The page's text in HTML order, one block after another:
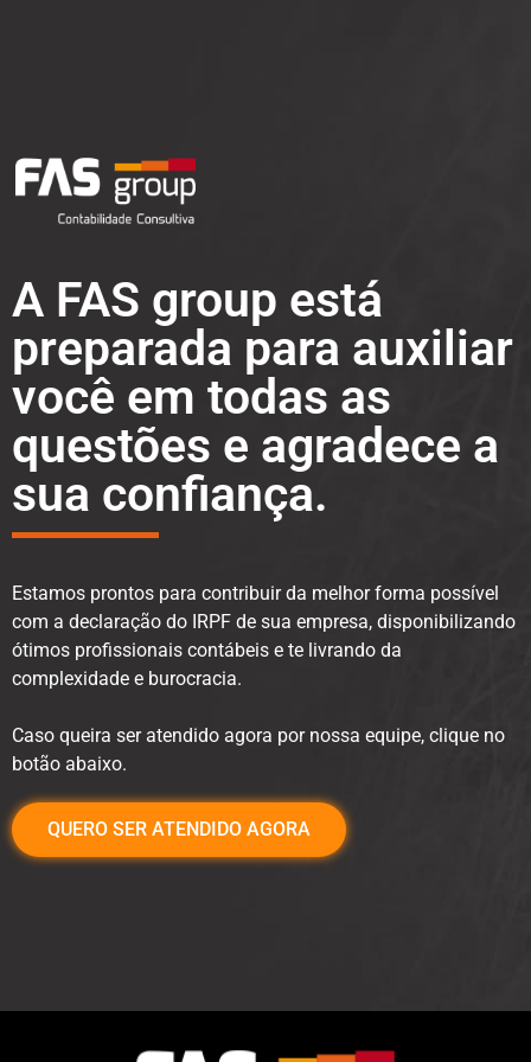
A FAS group está
preparada para auxiliar
você em todas as
questões e agradece a
sua confiança.
Estamos prontos para contribuir da melhor forma possível
com a declaração do IRPF de sua empresa, disponibilizando
ótimos profissionais contábeis e te livrando da
complexidade e burocracia.
Caso queira ser atendido agora por nossa equipe, clique no
botão abaixo.
QUERO SER ATENDIDO AGORA